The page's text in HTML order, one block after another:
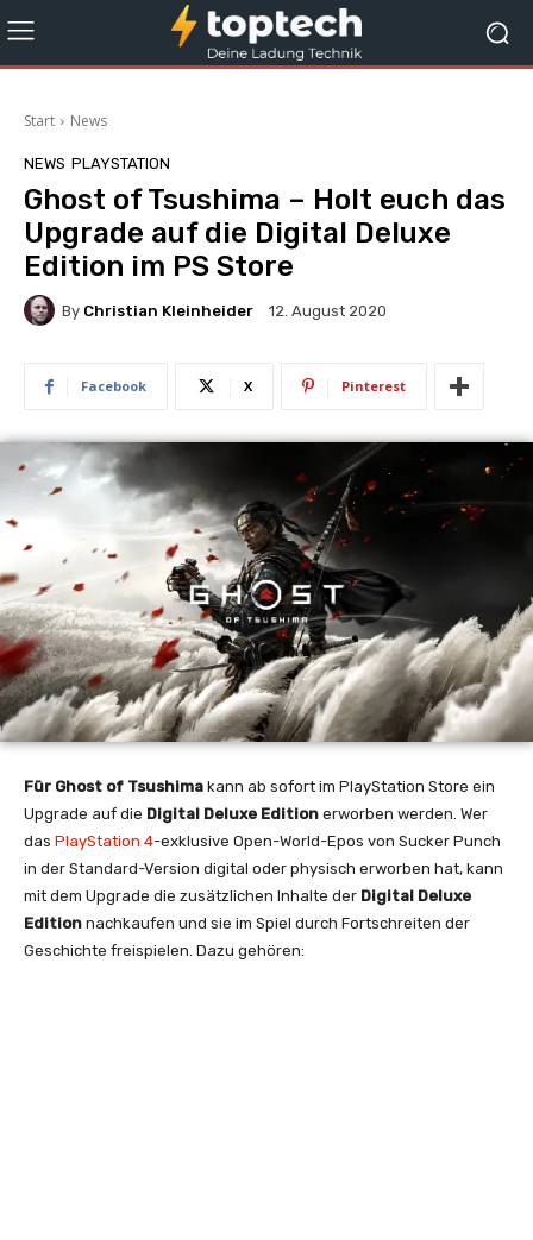
Start News
NEWS PLAYSTATION
Ghost of Tsushima – Holt euch das
Upgrade auf die Digital Deluxe
Edition im PS Store
By Christian Kleinheider 12. August 2020
Facebook X Pinterest
Für Ghost of Tsushima kann ab sofort im PlayStation Store ein
Upgrade auf die Digital Deluxe Edition erworben werden. Wer
das PlayStation 4-exklusive Open-World-Epos von Sucker Punch
in der Standard-Version digital oder physisch erworben hat, kann
mit dem Upgrade die zusätzlichen Inhalte der Digital Deluxe
Edition nachkaufen und sie im Spiel durch Fortschreiten der
Geschichte freispielen. Dazu gehören: